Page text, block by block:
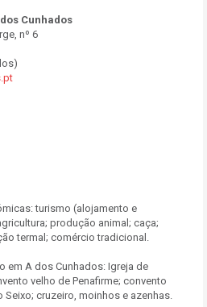
Cunhados
nº 6
turismo (alojamento e
produção animal; caça;
termal; comércio tradicional.
em A dos Cunhados: Igreja de
velho de Penafirme; convento
Seixo; cruzeiro, moinhos e azenhas.